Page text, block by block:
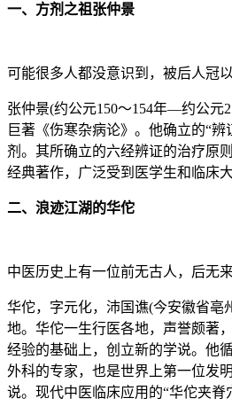
一、方剂之祖张仲景
可能很多人都没意识到，被后人冠
张仲景(约公元150～154年—约公元
巨著《伤寒杂病论》。他确立的“
剂。其所确立的六经辨证的治疗原
经典著作，广泛受到医学生和临床大
二、浪迹江湖的华佗
中医历史上有一位前无古人，后无
华佗，字元化，沛国谯(今安徽省亳
地。华佗一生行医各地，声誉颇著
经验的基础上，创立新的学说。他
外科的专家，也是世界上第一位发
说。现代中医临床应用的“华佗夹脊